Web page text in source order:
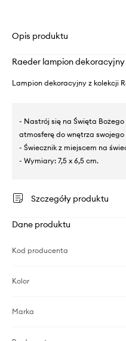
Opis produktu
Raeder lampion
Lampion dekoracyjny z kolekcji
- Nastrój się na Święta
atmosferę do wnętrza swojego
- Świecznik z miejscem na
- Wymiary: 7,5 x 6,5 cm.
Szczegóły produktu
Dane produktu
Kod producenta
Kolor
Marka